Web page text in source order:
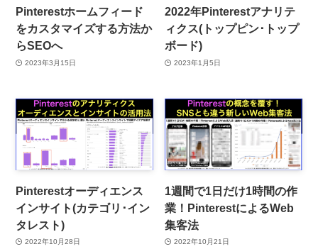
Pinterestホームフィード
をカスタマイズする方法か
らSEOへ
2023年3月15日
2022年Pinterestアナリテ
ィクス(トップピン･トップ
ボード)
2023年1月5日
Pinterestオーディエンス
インサイト(カテゴリ･イン
タレスト)
2022年10月28日
1週間で1日だけ1時間の作
業！PinterestによるWeb
集客法
2022年10月21日